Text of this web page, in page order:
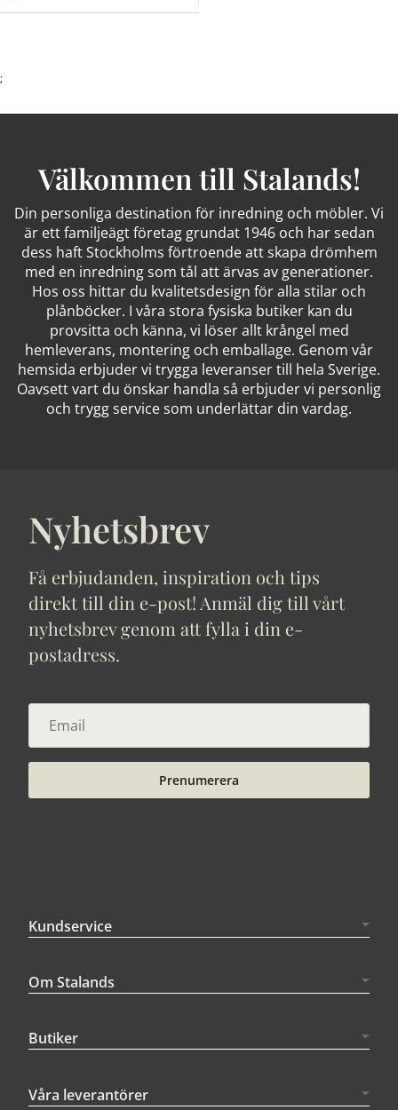
;
Välkommen till Stalands!
Din personliga destination för inredning och möbler. Vi
är ett familjeägt företag grundat 1946 och har sedan
dess haft Stockholms förtroende att skapa drömhem
med en inredning som tål att ärvas av generationer.
Hos oss hittar du kvalitetsdesign för alla stilar och
plånböcker. I våra stora fysiska butiker kan du
provsitta och känna, vi löser allt krångel med
hemleverans, montering och emballage. Genom vår
hemsida erbjuder vi trygga leveranser till hela Sverige.
Oavsett vart du önskar handla så erbjuder vi personlig
och trygg service som underlättar din vardag.
Nyhetsbrev
Få erbjudanden, inspiration och tips
direkt till din e-post! Anmäl dig till vårt
nyhetsbrev genom att fylla i din e-
postadress.
Prenumerera
Kundservice
Om Stalands
Butiker
Våra leverantörer